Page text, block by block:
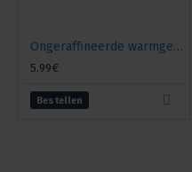
Ongeraffineerde warmgeperste zonnebloemolie Zateya, 1l
5.99€
Bestellen